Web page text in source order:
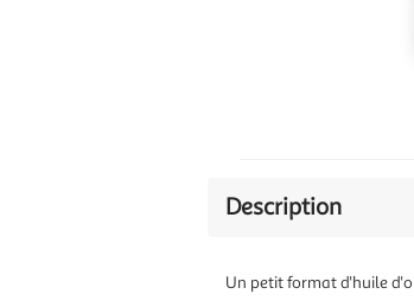
Description
Un petit format d'huile